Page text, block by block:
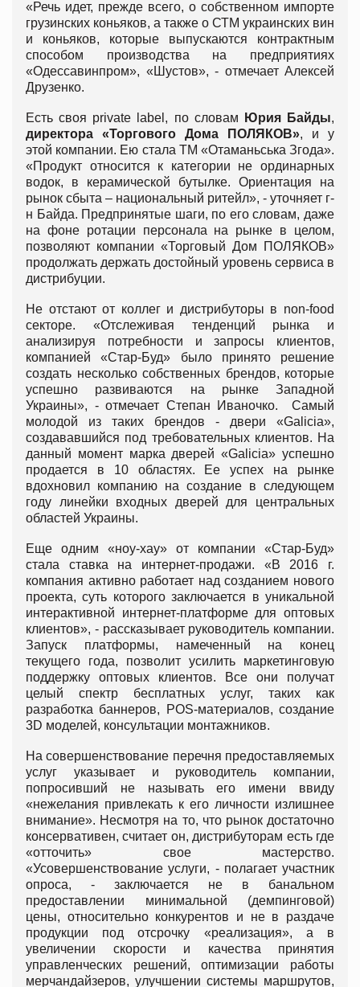
«Речь идет, прежде всего, о собственном импорте
грузинских коньяков, а также о СТМ украинских вин
и коньяков, которые выпускаются контрактным
способом производства на предприятиях
«Одессавинпром», «Шустов», - отмечает Алексей
Друзенко.
Есть своя private label, по словам Юрия Байды,
директора «Торгового Дома ПОЛЯКОВ», и у
этой компании. Ею стала ТМ «Отаманьська Згода».
«Продукт относится к категории не ординарных
водок, в керамической бутылке. Ориентация на
рынок сбыта – национальный ритейл», - уточняет г-
н Байда. Предпринятые шаги, по его словам, даже
на фоне ротации персонала на рынке в целом,
позволяют компании «Торговый Дом ПОЛЯКОВ»
продолжать держать достойный уровень сервиса в
дистрибуции.
Не отстают от коллег и дистрибуторы в non-food
секторе. «Отслеживая тенденций рынка и
анализируя потребности и запросы клиентов,
компанией «Стар-Буд» было принято решение
создать несколько собственных брендов, которые
успешно развиваются на рынке Западной
Украины», - отмечает Степан Иваночко. Самый
молодой из таких брендов - двери «Galicia»,
создававшийся под требовательных клиентов. На
данный момент марка дверей «Galicia» успешно
продается в 10 областях. Ее успех на рынке
вдохновил компанию на создание в следующем
году линейки входных дверей для центральных
областей Украины.
Еще одним «ноу-хау» от компании «Стар-Буд»
стала ставка на интернет-продажи. «В 2016 г.
компания активно работает над созданием нового
проекта, суть которого заключается в уникальной
интерактивной интернет-платформе для оптовых
клиентов», - рассказывает руководитель компании.
Запуск платформы, намеченный на конец
текущего года, позволит усилить маркетинговую
поддержку оптовых клиентов. Все они получат
целый спектр бесплатных услуг, таких как
разработка баннеров, POS-материалов, создание
3D моделей, консультации монтажников.
На совершенствование перечня предоставляемых
услуг указывает и руководитель компании,
попросивший не называть его имени ввиду
«нежелания привлекать к его личности излишнее
внимание». Несмотря на то, что рынок достаточно
консервативен, считает он, дистрибуторам есть где
«отточить» свое мастерство.
«Усовершенствование услуги, - полагает участник
опроса, - заключается не в банальном
предоставлении минимальной (демпинговой)
цены, относительно конкурентов и не в раздаче
продукции под отсрочку «реализация», а в
увеличении скорости и качества принятия
управленческих решений, оптимизации работы
мерчандайзеров, улучшении системы маршрутов,